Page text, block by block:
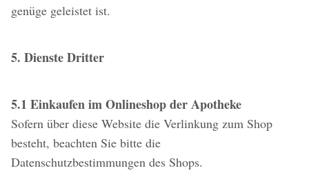
genüge geleistet ist.
5. Dienste Dritter
5.1 Einkaufen im Onlineshop der Apotheke
Sofern über diese Website die Verlinkung zum Shop
besteht, beachten Sie bitte die
Datenschutzbestimmungen des Shops.